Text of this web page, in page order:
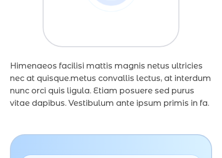
Himenaeos facilisi mattis magnis netus ultricies
nec at quisque.metus convallis lectus, at interdum
nunc orci quis ligula. Etiam posuere sed purus
vitae dapibus. Vestibulum ante ipsum primis in fa.